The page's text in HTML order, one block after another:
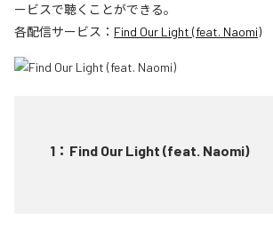
ービスで聴くことができる。
各配信サービス： Find Our Light (feat. Naomi)
1 ： Find Our Light (feat. Naomi)